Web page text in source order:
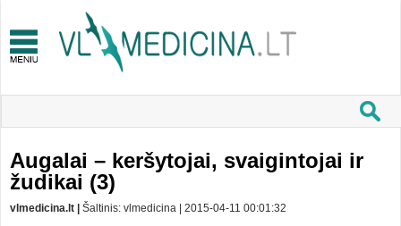
Augalai – keršytojai, svaigintojai ir
žudikai (3)
vlmedicina.lt | Šaltinis: vlmedicina | 2015-04-11 00:01:32